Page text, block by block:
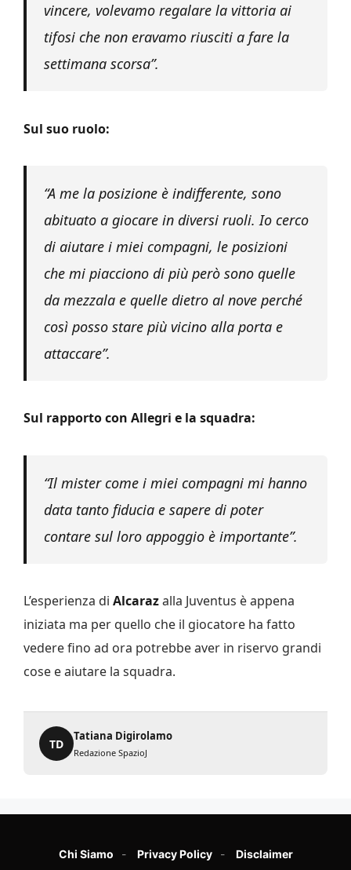
vincere, volevamo regalare la vittoria ai
tifosi che non eravamo riusciti a fare la
settimana scorsa”.
Sul suo ruolo:
“A me la posizione è indifferente, sono
abituato a giocare in diversi ruoli. Io cerco
di aiutare i miei compagni, le posizioni
che mi piacciono di più però sono quelle
da mezzala e quelle dietro al nove perché
così posso stare più vicino alla porta e
attaccare”.
Sul rapporto con Allegri e la squadra:
“Il mister come i miei compagni mi hanno
data tanto fiducia e sapere di poter
contare sul loro appoggio è importante”.
L’esperienza di Alcarazalla Juventus è appena
iniziata ma per quello che il giocatore ha fatto
vedere fino ad ora potrebbe aver in riservo grandi
cose e aiutare la squadra.
TD
Tatiana Digirolamo
Redazione SpazioJ
Chi Siamo Privacy Policy Disclaimer